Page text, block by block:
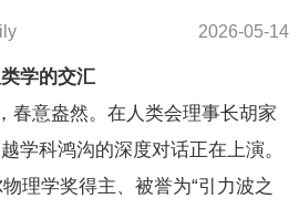
2026-05-14
学的交汇
意盎然。在人类会理事长胡家
学科鸿沟的深度对话正在上演。
理学奖得主、被誉为“引力波之